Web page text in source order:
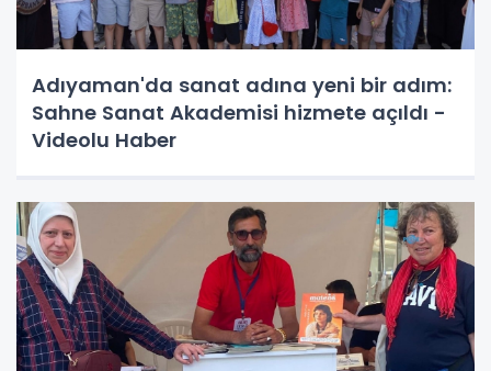
Adıyaman'da sanat adına yeni bir adım:
Sahne Sanat Akademisi hizmete açıldı -
Videolu Haber